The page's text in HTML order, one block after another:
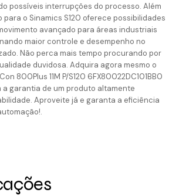
possíveis interrupções do processo. Além
para o Sinamics S120 oferece possibilidades
avançado para áreas industriais
maior controle e desempenho no
Não perca mais tempo procurando por
duvidosa. Adquira agora mesmo o
800Plus 11M P/S120 6FX80022DC101BB0
a garantia de um produto altamente
Aproveite já e garanta a eficiência